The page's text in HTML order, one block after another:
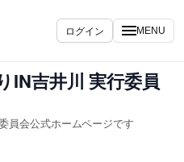
ログイン MENU
IN吉井川 実行委員
員会公式ホームページです